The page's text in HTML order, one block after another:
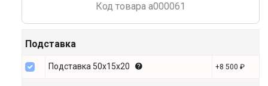
Подставка
Подставка 50х15х20 +8 500 ₽
Код товара a000061